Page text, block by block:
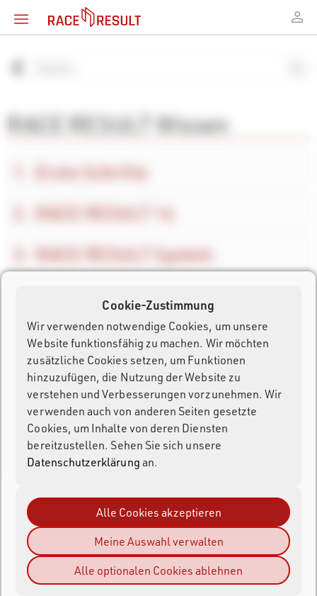
RACE RESULT Wissen
Erste Schritte
RACE RESULT 14
RACE RESULT System
Andere Software
Andere Produkte
Hardware Tech Docs
Entwickler
Fragen & Antworten
Cookie-Zustimmung
Wir verwenden notwendige Cookies, um unsere
Website funktionsfähig zu machen. Wir möchten
zusätzliche Cookies setzen, um Funktionen
hinzuzufügen, die Nutzung der Website zu
verstehen und Verbesserungen vorzunehmen. Wir
verwenden auch von anderen Seiten gesetzte
Cookies, um Inhalte von deren Diensten
bereitzustellen. Sehen Sie sich unsere
Datenschutzerklärungan.
Alle Cookies akzeptieren
Meine Auswahl verwalten
Alle optionalen Cookies ablehnen